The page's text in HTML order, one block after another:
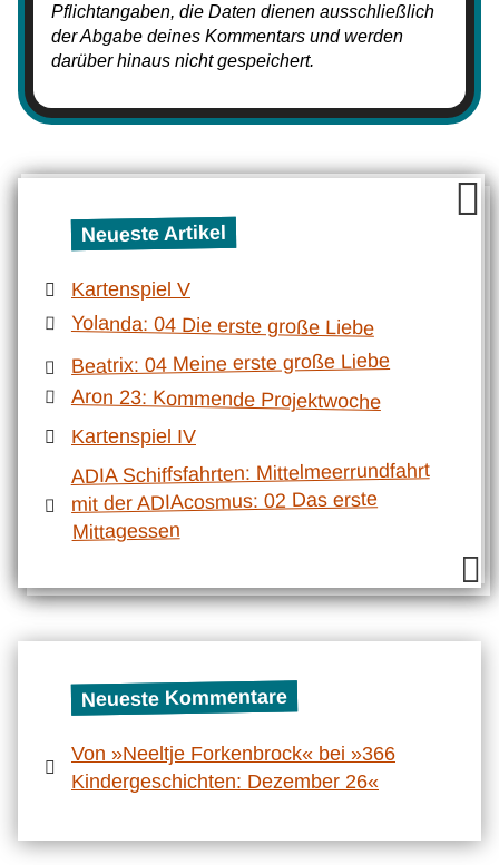
Pflichtangaben, die Daten dienen ausschließlich
der Abgabe deines Kommentars und werden
darüber hinaus nicht gespeichert.
Neueste Artikel
Kartenspiel V
Yolanda: 04 Die erste große Liebe
Beatrix: 04 Meine erste große Liebe
Aron 23: Kommende Projektwoche
Kartenspiel IV
ADIA Schiffsfahrten: Mittelmeerrundfahrt
mit der ADIAcosmus: 02 Das erste
Mittagessen
Neueste Kommentare
Von »Neeltje Forkenbrock« bei »366
Kindergeschichten: Dezember 26«